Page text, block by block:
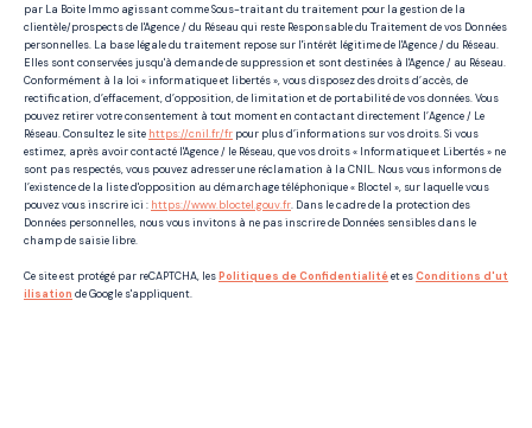
par La Boite Immo agissant comme Sous-traitant du traitement pour la gestion de la
clientèle/prospects de l'Agence / du Réseau qui reste Responsable du Traitement de vos Données
personnelles. La base légale du traitement repose sur l'intérêt légitime de l'Agence / du Réseau.
Elles sont conservées jusqu'à demande de suppression et sont destinées à l'Agence / au Réseau.
Conformément à la loi « informatique et libertés », vous disposez des droits d’accès, de
rectification, d’effacement, d’opposition, de limitation et de portabilité de vos données. Vous
pouvez retirer votre consentement à tout moment en contactant directement l’Agence / Le
Réseau. Consultez le site https://cnil.fr/fr pour plus d’informations sur vos droits. Si vous
estimez, après avoir contacté l'Agence / le Réseau, que vos droits « Informatique et Libertés » ne
sont pas respectés, vous pouvez adresser une réclamation à la CNIL. Nous vous informons de
l’existence de la liste d'opposition au démarchage téléphonique « Bloctel », sur laquelle vous
pouvez vous inscrire ici : https://www.bloctel.gouv.fr. Dans le cadre de la protection des
Données personnelles, nous vous invitons à ne pas inscrire de Données sensibles dans le
champ de saisie libre.
Ce site est protégé par reCAPTCHA, lesPolitiques de Confidentialitéet esConditions d'ut
ilisation de Google s'appliquent.